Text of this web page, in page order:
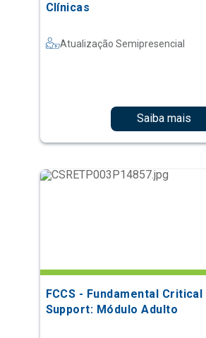
Clínicas
Atualização Semipresencial
Saiba mais
FCCS - Fundamental Critical
Support: Módulo Adulto